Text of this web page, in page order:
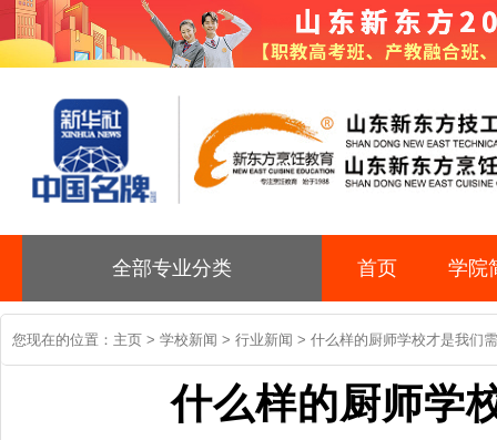
全部专业分类 首页 学院
您现在的位置： 主页 > 学校新闻 > 行业新闻 > 什么样的厨师学校才是我们
什么样的厨师学